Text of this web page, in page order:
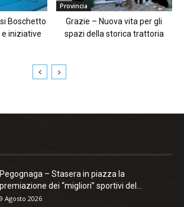
Boschetto
iniziative
Provincia
Grazie – Nuova vita per gli
spazi della storica trattoria
Pegognaga – Stasera in piazza la
premiazione dei “migliori” sportivi del...
9 Agosto 2026